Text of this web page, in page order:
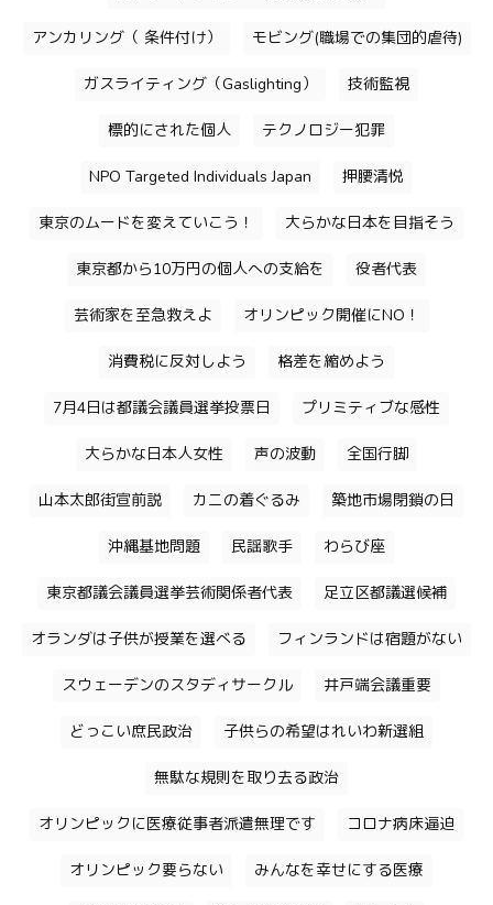
アンカリング（ 条件付け） モビング(職場での集団的虐待)
ガスライティング（Gaslighting） 技術監視
標的にされた個人 テクノロジー犯罪
NPO Targeted Individuals Japan 押腰清悦
東京のムードを変えていこう！ 大らかな日本を目指そう
東京都から10万円の個人への支給を 役者代表
芸術家を至急救えよ オリンピック開催にNO！
消費税に反対しよう 格差を縮めよう
7月4日は都議会議員選挙投票日 プリミティブな感性
大らかな日本人女性 声の波動 全国行脚
山本太郎街宣前説 カニの着ぐるみ 築地市場閉鎖の日
沖縄基地問題 民謡歌手 わらび座
東京都議会議員選挙芸術関係者代表 足立区都議選候補
オランダは子供が授業を選べる フィンランドは宿題がない
スウェーデンのスタディサークル 井戸端会議重要
どっこい庶民政治 子供らの希望はれいわ新選組
無駄な規則を取り去る政治
オリンピックに医療従事者派遣無理です コロナ病床逼迫
オリンピック要らない みんなを幸せにする医療